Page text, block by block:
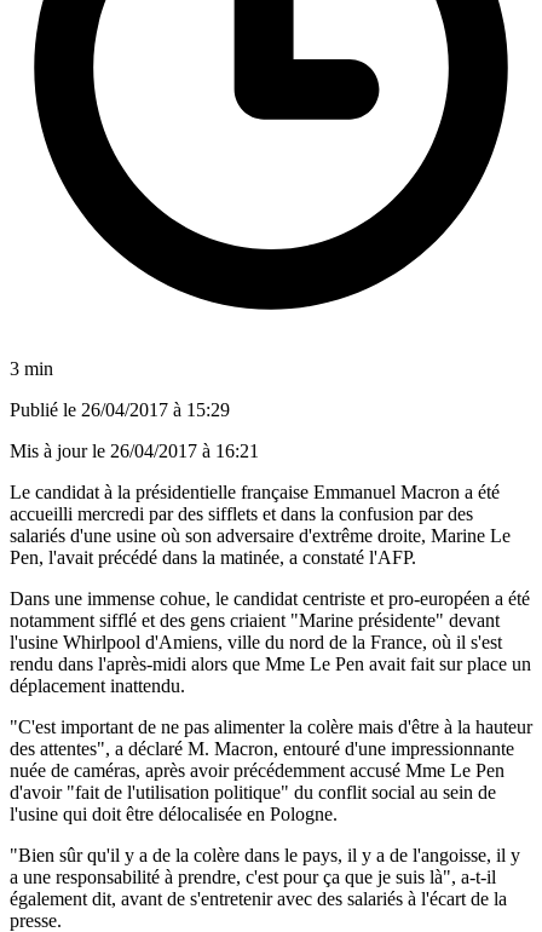
3 min
Publié le 26/04/2017 à 15:29
Mis à jour le 26/04/2017 à 16:21
Le candidat à la présidentielle française Emmanuel Macron a été
accueilli mercredi par des sifflets et dans la confusion par des
salariés d'une usine où son adversaire d'extrême droite, Marine Le
Pen, l'avait précédé dans la matinée, a constaté l'AFP.
Dans une immense cohue, le candidat centriste et pro-européen a été
notamment sifflé et des gens criaient "Marine présidente" devant
l'usine Whirlpool d'Amiens, ville du nord de la France, où il s'est
rendu dans l'après-midi alors que Mme Le Pen avait fait sur place un
déplacement inattendu.
"C'est important de ne pas alimenter la colère mais d'être à la hauteur
des attentes", a déclaré M. Macron, entouré d'une impressionnante
nuée de caméras, après avoir précédemment accusé Mme Le Pen
d'avoir "fait de l'utilisation politique" du conflit social au sein de
l'usine qui doit être délocalisée en Pologne.
"Bien sûr qu'il y a de la colère dans le pays, il y a de l'angoisse, il y
a une responsabilité à prendre, c'est pour ça que je suis là", a-t-il
également dit, avant de s'entretenir avec des salariés à l'écart de la
presse.